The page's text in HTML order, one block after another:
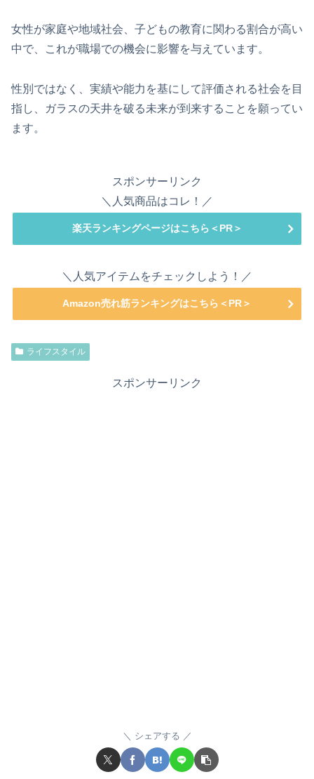
女性が家庭や地域社会、子どもの教育に関わる割合が高い
中で、これが職場での機会に影響を与えています。
性別ではなく、実績や能力を基にして評価される社会を目
指し、ガラスの天井を破る未来が到来することを願ってい
ます。
スポンサーリンク
＼人気商品はコレ！／
楽天ランキングページはこちら＜PR＞
＼人気アイテムをチェックしよう！／
Amazon売れ筋ランキングはこちら＜PR＞
ライフスタイル
スポンサーリンク
シェアする